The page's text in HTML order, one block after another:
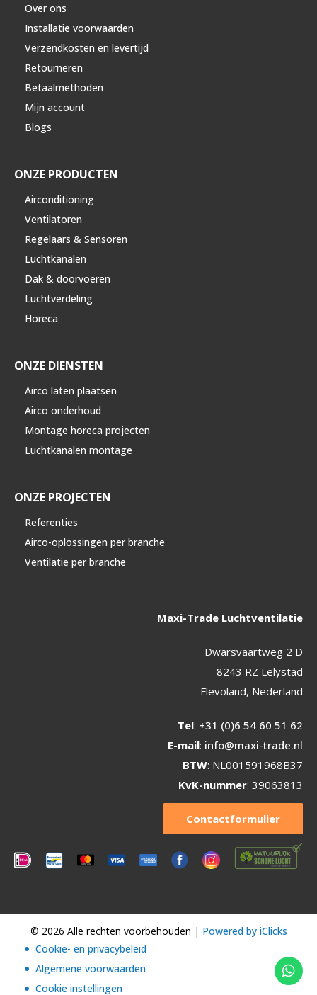
Over ons
Installatie voorwaarden
Verzendkosten en levertijd
Retourneren
Betaalmethoden
Mijn account
Blogs
ONZE PRODUCTEN
Airconditioning
Ventilatoren
Regelaars & Sensoren
Luchtkanalen
Dak & doorvoeren
Luchtverdeling
Horeca
ONZE DIENSTEN
Airco laten plaatsen
Airco onderhoud
Montage horeca projecten
Luchtkanalen montage
ONZE PROJECTEN
Referenties
Airco-oplossingen per branche
Ventilatie per branche
Maxi-Trade Luchtventilatie
Dwarsvaartweg 2 D
8243 RZ Lelystad
Flevoland, Nederland
Tel: +31 (0)6 54 60 51 62
E-mail: info@maxi-trade.nl
BTW: NL001591968B37
KvK-nummer: 39063813
Contactformulier
© 2026 Alle rechten voorbehouden | Powered by iClicks
Cookie- en privacybeleid
Algemene voorwaarden
Cookie instellingen